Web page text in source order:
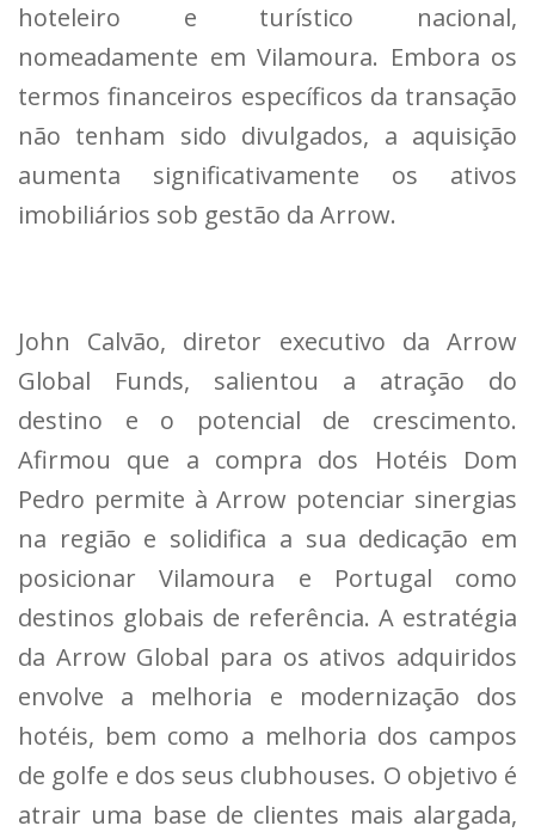
hoteleiro e turístico nacional,
nomeadamente em Vilamoura. Embora os
termos financeiros específicos da transação
não tenham sido divulgados, a aquisição
aumenta significativamente os ativos
imobiliários sob gestão da Arrow.
John Calvão, diretor executivo da Arrow
Global Funds, salientou a atração do
destino e o potencial de crescimento.
Afirmou que a compra dos Hotéis Dom
Pedro permite à Arrow potenciar sinergias
na região e solidifica a sua dedicação em
posicionar Vilamoura e Portugal como
destinos globais de referência. A estratégia
da Arrow Global para os ativos adquiridos
envolve a melhoria e modernização dos
hotéis, bem como a melhoria dos campos
de golfe e dos seus clubhouses. O objetivo é
atrair uma base de clientes mais alargada,